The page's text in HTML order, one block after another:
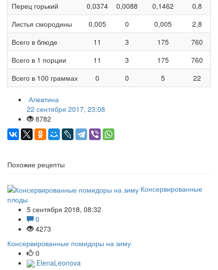
Перец горький
0,0374 0,0088 0,1462
0,8
Листья смородины
0,005 0 0,005
2,8
Всего в блюде
11 3 175
760
Всего в 1 порции
11 3 175
760
Всего в 100 граммах
0 0 5 22
Алевтина
22 сентября 2017, 23:08
8782
Похожие рецепты
Консервированные
плоды
5 сентября 2018, 08:32
0
4273
Консервированные помидоры на зиму
0
ElenaLeonova